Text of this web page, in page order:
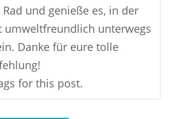
und genieße es, in der
umweltfreundlich unterwegs
Danke für eure tolle
for this post.